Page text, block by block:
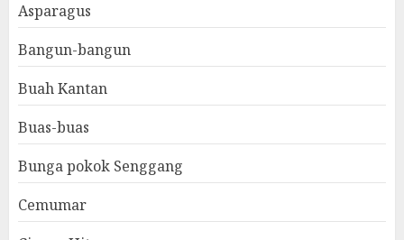
Asparagus
Bangun-bangun
Buah Kantan
Buas-buas
Bunga pokok Senggang
Cemumar